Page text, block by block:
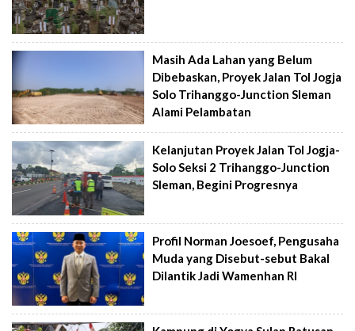
Masih Ada Lahan yang Belum
Dibebaskan, Proyek Jalan Tol Jogja
Solo Trihanggo-Junction Sleman
Alami Pelambatan
Kelanjutan Proyek Jalan Tol Jogja-
Solo Seksi 2 Trihanggo-Junction
Sleman, Begini Progresnya
Profil Norman Joesoef, Pengusaha
Muda yang Disebut-sebut Bakal
Dilantik Jadi Wamenhan RI